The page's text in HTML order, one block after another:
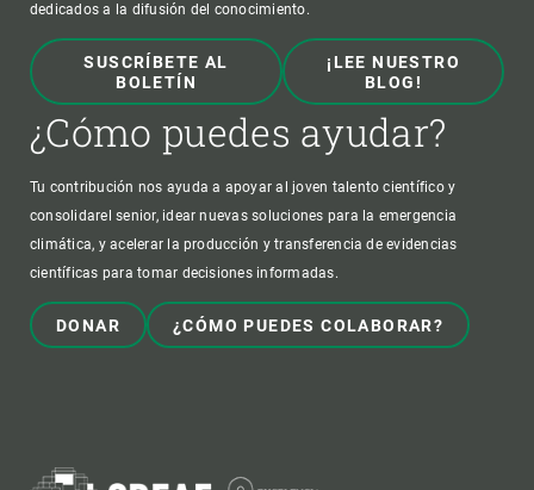
dedicados a la difusión del conocimiento.
SUSCRÍBETE AL
BOLETÍN
¡LEE NUESTRO
BLOG!
¿Cómo puedes ayudar?
Tu contribución nos ayuda a apoyar al joven talento científico y
consolidarel senior, idear nuevas soluciones para la emergencia
climática, y acelerar la producción y transferencia de evidencias
científicas para tomar decisiones informadas.
DONAR ¿CÓMO PUEDES COLABORAR?